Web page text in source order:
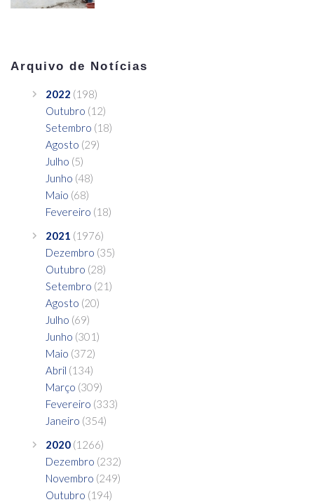
Arquivo de Notícias
2022 (198)
Outubro (12)
Setembro (18)
Agosto (29)
Julho (5)
Junho (48)
Maio (68)
Fevereiro (18)
2021 (1976)
Dezembro (35)
Outubro (28)
Setembro (21)
Agosto (20)
Julho (69)
Junho (301)
Maio (372)
Abril (134)
Março (309)
Fevereiro (333)
Janeiro (354)
2020 (1266)
Dezembro (232)
Novembro (249)
Outubro (194)